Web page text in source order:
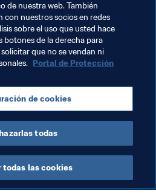
FIFA
Federaciones miembro
Bhutan AFC
de nuestra web. También
nuestros socios en redes
sobre el uso que usted hace
botones de la derecha para
que no se vendan ni
Portal de Protección
de cookies
todas
todas las cookies